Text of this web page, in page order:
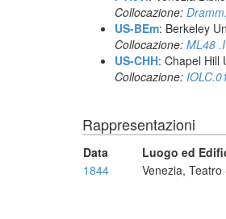
Collocazione:
US-BEm: Berkeley
Collocazione: ML48
US-CHH: Chapel Hill
Collocazione:
Rappresentazioni
Data Luogo ed
1844
Venezia,